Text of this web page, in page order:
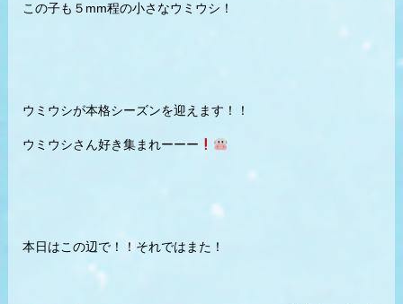
この子も５mm程の小さなウミウシ！
ウミウシが本格シーズンを迎えます！！
ウミウシさん好き集まれーーー
本日はこの辺で！！それではまた！